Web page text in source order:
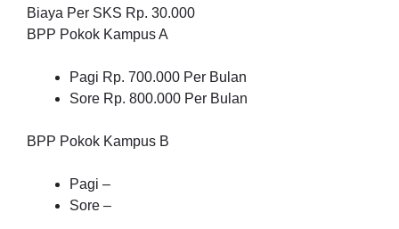
Biaya Per SKS Rp. 30.000
BPP Pokok Kampus A
Pagi Rp. 700.000 Per Bulan
Sore Rp. 800.000 Per Bulan
BPP Pokok Kampus B
Pagi –
Sore –